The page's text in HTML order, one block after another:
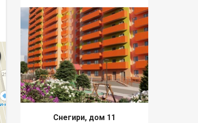
Снегири, дом 11